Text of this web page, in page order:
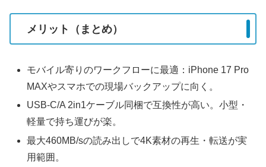
メリット（まとめ）
モバイル寄りのワークフローに最適：iPhone 17 Pro
MAXやスマホでの現場バックアップに向く。
USB-C/A 2in1ケーブル同梱で互換性が高い。小型・
軽量で持ち運びが楽。
最大460MB/sの読み出しで4K素材の再生・転送が実
用範囲。